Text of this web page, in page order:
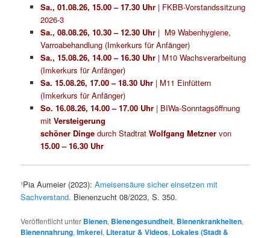
Sa., 01.08.26, 15.00 – 17.30 Uhr| FKBB-Vorstandssitzung
2026-3
Sa., 08.08.26, 10.30 – 12.30 Uhr | M9 Wabenhygiene,
Varroabehandlung (Imkerkurs für Anfänger)
Sa., 15.08.26, 14.00 – 16.30 Uhr| M10 Wachsverarbeitung
(Imkerkurs für Anfänger)
Sa. 15.08.26, 17.00 – 18.30 Uhr| M11 Einfüttern
(Imkerkurs für Anfänger)
So. 16.08.26, 14.00 – 17.00 Uhr| BIWa-Sonntagsöffnung
mit Versteigerung
schöner Dingedurch StadtratWolfgang Metznervon
15.00 – 16.30 Uhr
¹Pia Aumeier (2023):Ameisensäure sicher einsetzen mit
Sachverstand. Bienenzucht 08/2023, S. 350.
Veröffentlicht unter Bienen, Bienengesundheit, Bienenkrankheiten,
Bienennahrung,Imkerei, Literatur & Videos, Lokales (Stadt &